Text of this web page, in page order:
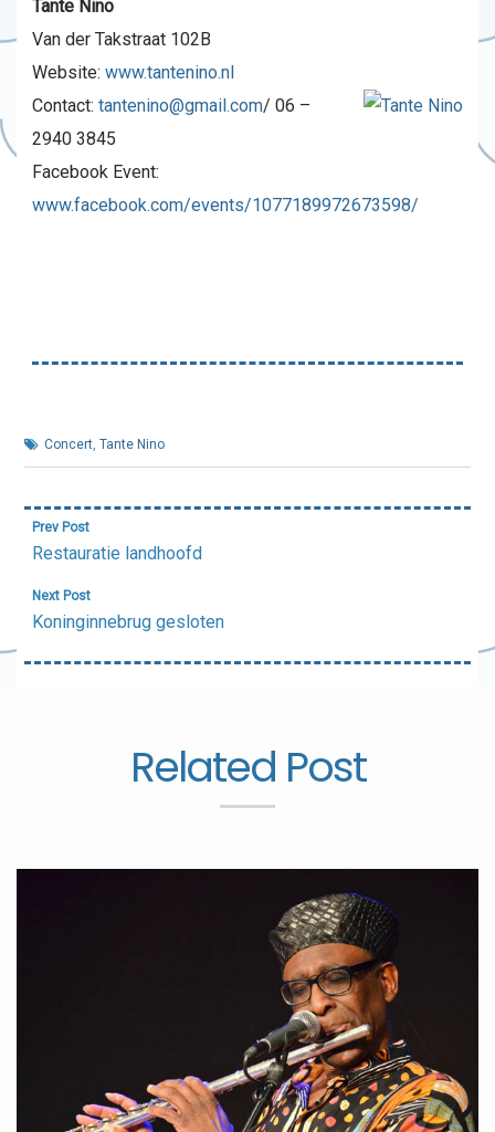
Tante Nino
Van der Takstraat 102B
Website: www.tantenino.nl
Contact: tantenino@gmail.com/ 06 –
2940 3845
Facebook Event:
www.facebook.com/events/1077189972673598/
Concert, Tante Nino
Bericht
navigatie
Prev Post
Restauratie landhoofd
Next Post
Koninginnebrug gesloten
Related Post